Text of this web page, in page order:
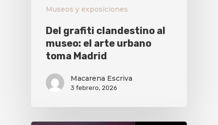
Museos y exposiciones
Del grafiti clandestino al
museo: el arte urbano
toma Madrid
Macarena Escriva
3 febrero, 2026